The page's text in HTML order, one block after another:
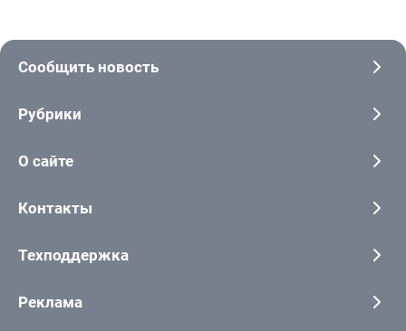
Сообщить новость
Рубрики
О сайте
Контакты
Техподдержка
Реклама